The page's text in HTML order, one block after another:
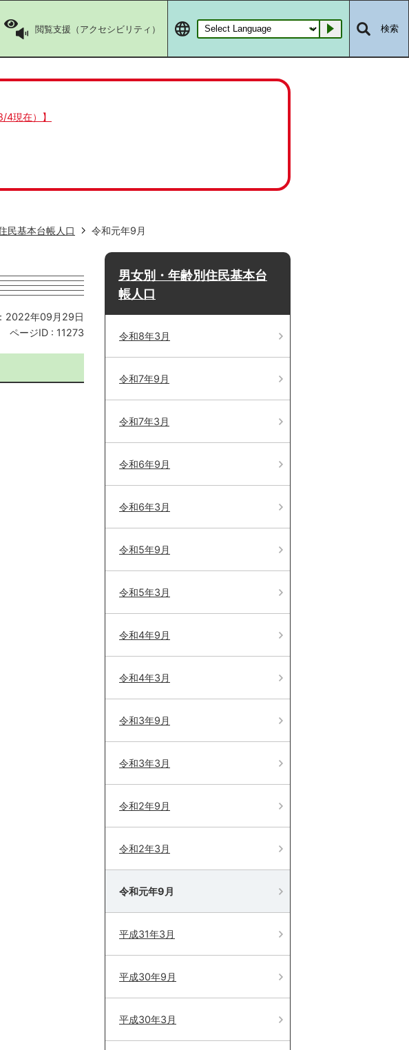
閲覧支援（アクセシビリティ） Go 検索
現在）】
民基本台帳人口 令和元年9月
2022年09月29日
ページID : 11273
男女別・年齢別住民基本台
帳人口
令和8年3月
令和7年9月
令和7年3月
令和6年9月
令和6年3月
令和5年9月
令和5年3月
令和4年9月
令和4年3月
令和3年9月
令和3年3月
令和2年9月
令和2年3月
令和元年9月
平成31年3月
平成30年9月
平成30年3月